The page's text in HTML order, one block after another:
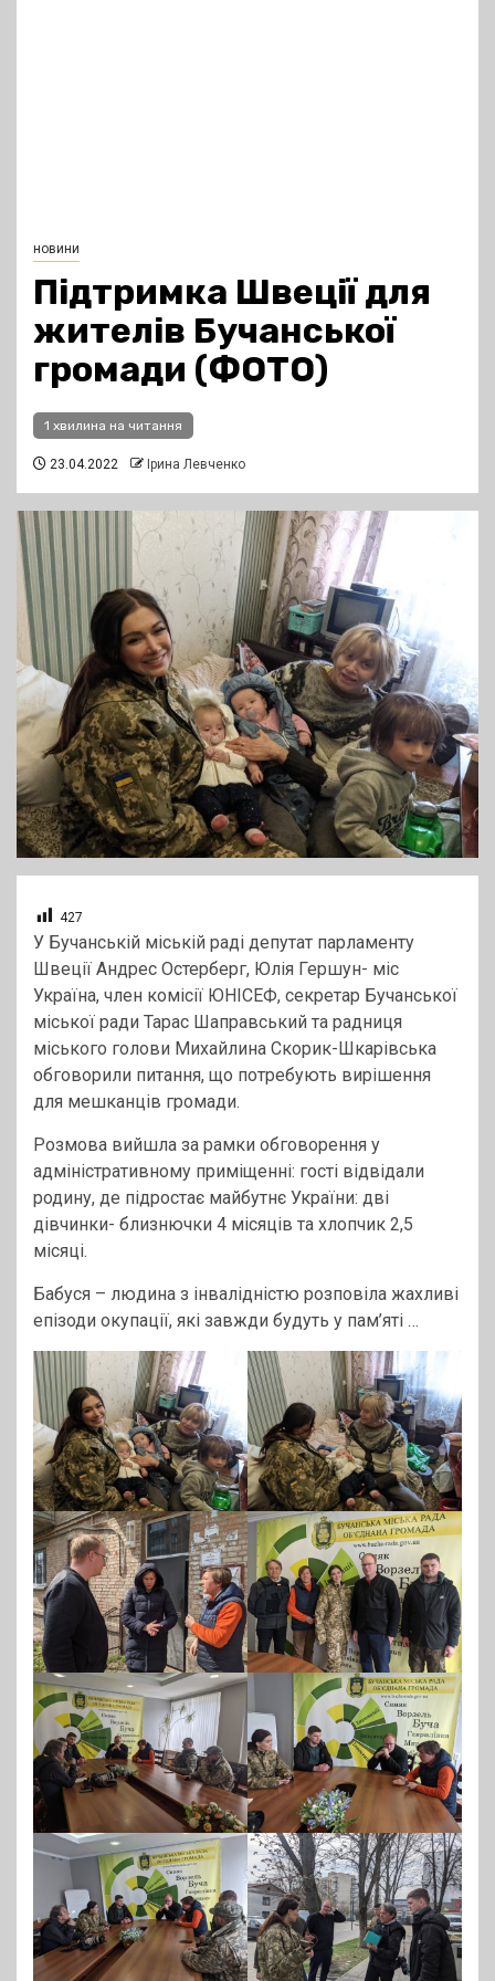
новини
Підтримка Швеції для
жителів Бучанської
громади (ФОТО)
1 хвилина на читання
23.04.2022 Ірина Левченко
427
У Бучанській міській раді депутат парламенту
Швеції Андрес Остерберг, Юлія Гершун- міс
Україна, член комісії ЮНІСЕФ, секретар Бучанської
міської ради Тарас Шаправський та радниця
міського голови Михайлина Скорик-Шкарівська
обговорили питання, що потребують вирішення
для мешканців громади.
Розмова вийшла за рамки обговорення у
адміністративному приміщенні: гості відвідали
родину, де підростає майбутнє України: дві
дівчинки- близнючки 4 місяців та хлопчик 2,5
місяці.
Бабуся – людина з інвалідністю розповіла жахливі
епізоди окупації, які завжди будуть у пам’яті …